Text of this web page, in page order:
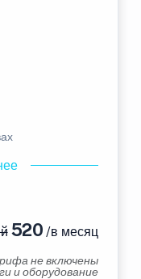
520 /в месяц
не включены
и оборудование